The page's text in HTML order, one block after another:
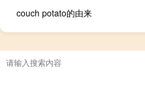
couch potato的由来